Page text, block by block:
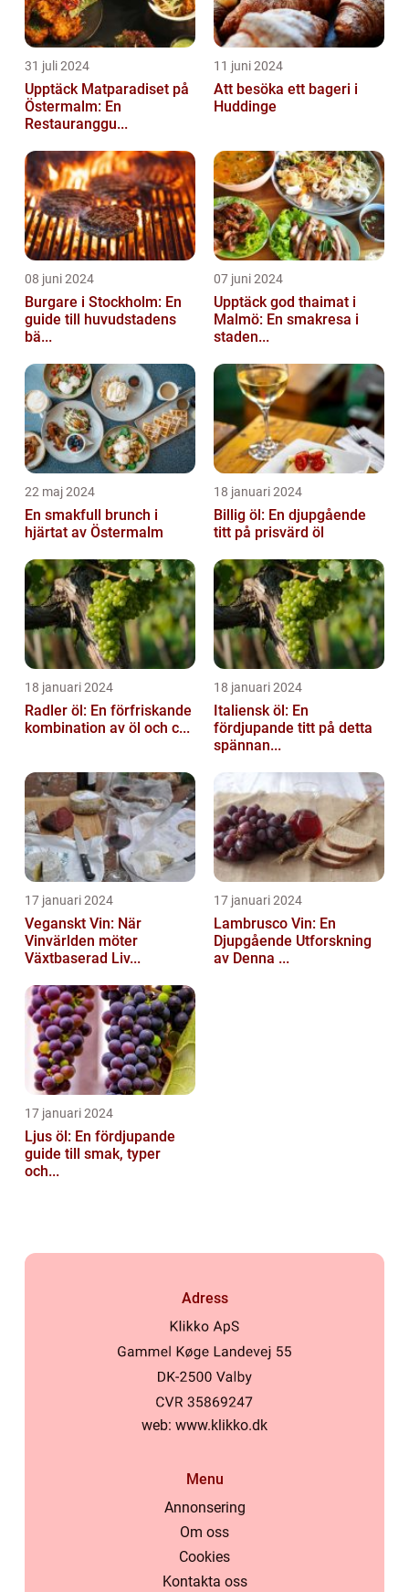
31 juli 2024
Upptäck Matparadiset på
Östermalm: En
Restauranggu...
11 juni 2024
Att besöka ett bageri i
Huddinge
08 juni 2024
Burgare i Stockholm: En
guide till huvudstadens
bä...
07 juni 2024
Upptäck god thaimat i
Malmö: En smakresa i
staden...
22 maj 2024
En smakfull brunch i
hjärtat av Östermalm
18 januari 2024
Billig öl: En djupgående
titt på prisvärd öl
18 januari 2024
Radler öl: En förfriskande
kombination av öl och c...
18 januari 2024
Italiensk öl: En
fördjupande titt på detta
spännan...
17 januari 2024
Veganskt Vin: När
Vinvärlden möter
Växtbaserad Liv...
17 januari 2024
Lambrusco Vin: En
Djupgående Utforskning
av Denna ...
17 januari 2024
Ljus öl: En fördjupande
guide till smak, typer
och...
Adress
web: www.klikko.dk
Menu
Annonsering
Om oss
Cookies
Kontakta oss